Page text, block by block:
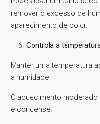
remover o excesso de
aparecimento de bolor.
Controla a
Manter uma temperatura
a humidade.
O aquecimento
e condense.